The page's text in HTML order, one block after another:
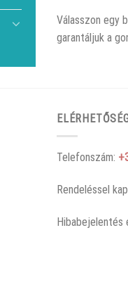
Válasszon egy
garantáljuk a
Telefonszám:
Rendeléssel
Hibabejelentés